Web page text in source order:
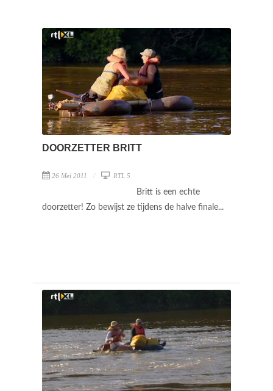
DOORZETTER BRITT
26 Mei 2011 RTL 5
Britt is een echte
doorzetter! Zo bewijst ze tijdens de halve finale...